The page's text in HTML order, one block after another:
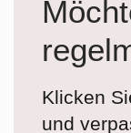
Klicken
und